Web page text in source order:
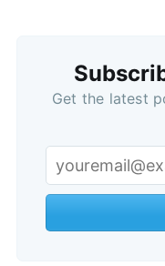
Get the latest